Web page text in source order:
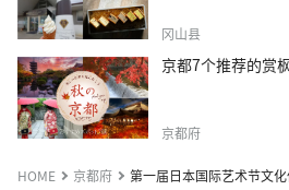
冈山县
京都7个推荐的赏
京都府
HOME 京都府 第一届日本国际艺术节